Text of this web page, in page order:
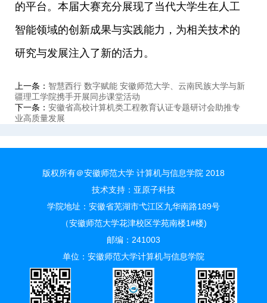
的平台。本届大赛充分展现了当代大学生在人工
智能领域的创新成果与实践能力，为相关技术的
研究与发展注入了新的活力。
上一条： 智慧西行 数字赋能 安徽师范大学、云南民族大学与新
疆理工学院携手开展同步课堂活动
下一条： 安徽省高校计算机类工程教育认证专题研讨会助推专
业高质量发展
版权所有＠安徽师范大学 计算机与信息学院 2018
技术支持： 亚原子科技
学院地址：安徽省芜湖市弋江区九华南路189号
（安徽师范大学花津校区学苑南楼1#楼)
邮编：241003
单位：安徽师范大学计算机与信息学院